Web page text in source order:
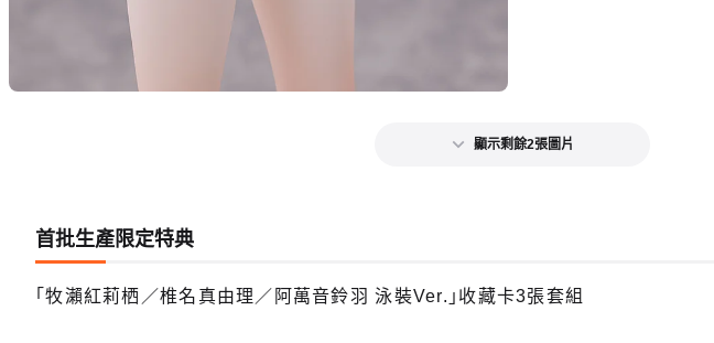
顯示剩餘2張圖片
首批生產限定特典
「牧瀨紅莉栖／椎名真由理／阿萬音鈴羽 泳裝Ver.」收藏卡3張套組